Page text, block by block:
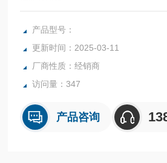
紧凑型 SINAMICS V20 是适合简单
调试时间短，易于操作，具有节能功
产品型号：
更新时间：2025-03-11
厂商性质：经销商
访问量：347
产品咨询